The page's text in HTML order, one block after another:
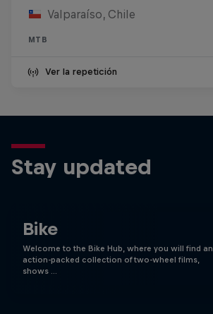
Valparaíso, Chile
MTB
Ver la repetición
Stay updated
Bike
Welcome to the Bike Hub, where you will find an
action-packed collection of two-wheel films,
shows …